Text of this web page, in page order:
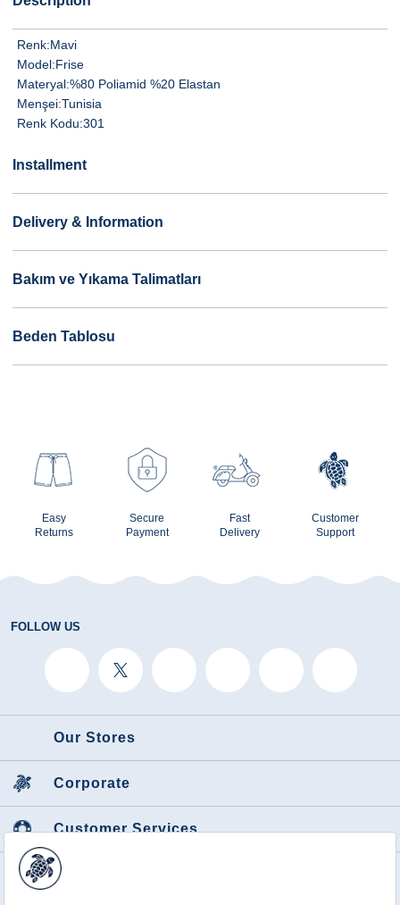
Renk:Mavi
Model:Frise
Materyal:%80 Poliamid %20 Elastan
Menşei:Tunisia
Renk Kodu:301
Installment
Delivery & Information
Bakım ve Yıkama Talimatları
Beden Tablosu
Easy
Returns
Secure
Payment
Fast
Delivery
Customer
Support
FOLLOW US
Our Stores
Corporate
Customer Services
Featured Categories